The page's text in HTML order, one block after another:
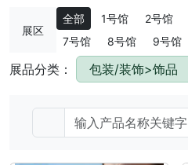
展区
全部 1号馆 2号馆
7号馆
8号馆 9号馆
展品分类： 包装/装饰>饰品